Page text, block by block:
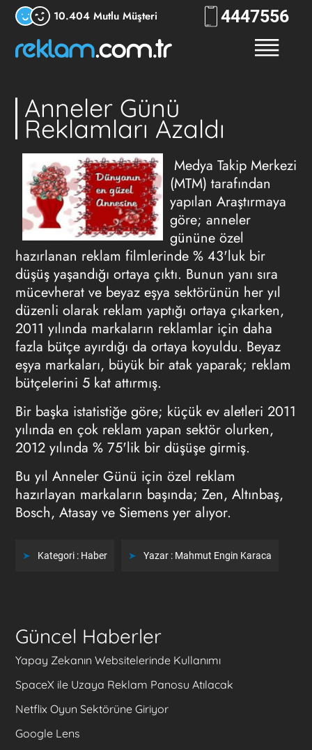
10.404 Mutlu Müşteri 4447556
Anneler Günü
Reklamları Azaldı
Medya Takip Merkezi
(MTM) tarafından
yapılan Araştırmaya
göre; anneler
gününe özel
hazırlanan reklam filmlerinde % 43'luk bir
düşüş yaşandığı ortaya çıktı. Bunun yanı sıra
mücevherat ve beyaz eşya sektörünün her yıl
düzenli olarak reklam yaptığı ortaya çıkarken,
2011 yılında markaların reklamlar için daha
fazla bütçe ayırdığı da ortaya koyuldu. Beyaz
eşya markaları, büyük bir atak yaparak; reklam
bütçelerini 5 kat attırmış.
Bir başka istatistiğe göre; küçük ev aletleri 2011
yılında en çok reklam yapan sektör olurken,
2012 yılında % 75'lik bir düşüşe girmiş.
Bu yıl Anneler Günü için özel reklam
hazırlayan markaların başında; Zen, Altınbaş,
Bosch, Atasay ve Siemens yer alıyor.
Kategori : Haber Yazar : Mahmut Engin Karaca
Güncel Haberler
Yapay Zekanın Websitelerinde Kullanımı
SpaceX ile Uzaya Reklam Panosu Atılacak
Netflix Oyun Sektörüne Giriyor
Google Lens